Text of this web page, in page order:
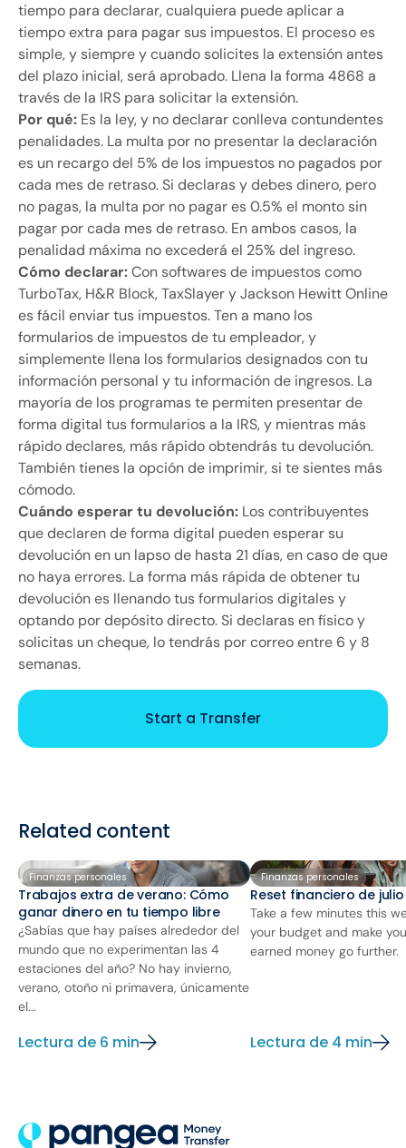
tiempo para declarar, cualquiera puede aplicar a
tiempo extra para pagar sus impuestos. El proceso es
simple, y siempre y cuando solicites la extensión antes
del plazo inicial, será aprobado. Llena la forma 4868 a
través de la IRS para solicitar la extensión.
Por qué: Es la ley, y no declarar conlleva contundentes
penalidades. La multa por no presentar la declaración
es un recargo del 5% de los impuestos no pagados por
cada mes de retraso. Si declaras y debes dinero, pero
no pagas, la multa por no pagar es 0.5% el monto sin
pagar por cada mes de retraso. En ambos casos, la
penalidad máxima no excederá el 25% del ingreso.
Cómo declarar:Con softwares de impuestos como
TurboTax, H&R Block, TaxSlayer y Jackson Hewitt Online
es fácil enviar tus impuestos. Ten a mano los
formularios de impuestos de tu empleador, y
simplemente llena los formularios designados con tu
información personal y tu información de ingresos. La
mayoría de los programas te permiten presentar de
forma digital tus formularios a la IRS, y mientras más
rápido declares, más rápido obtendrás tu devolución.
También tienes la opción de imprimir, si te sientes más
cómodo.
Cuándo esperar tu devolución: Los contribuyentes
que declaren de forma digital pueden esperar su
devolución en un lapso de hasta 21 días, en caso de que
no haya errores. La forma más rápida de obtener tu
devolución es llenando tus formularios digitales y
optando por depósito directo. Si declaras en físico y
solicitas un cheque, lo tendrás por correo entre 6 y 8
semanas.
Start a Transfer
Related content
Finanzas personales
Trabajos extra de verano: Cómo
ganar dinero en tu tiempo libre
¿Sabías que hay países alrededor del
mundo que no experimentan las 4
estaciones del año? No hay invierno,
verano, otoño ni primavera, únicamente
el...
Lectura de 6 min
Finanzas personales
Reset financiero de
Take a few minutes this
your budget and make
earned money go further.
Lectura de 4 min